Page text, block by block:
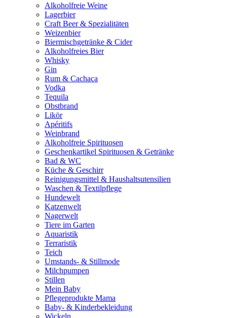
Alkoholfreie Weine
Lagerbier
Craft Beer & Spezialitäten
Weizenbier
Biermischgetränke & Cider
Alkoholfreies Bier
Whisky
Gin
Rum & Cachaça
Vodka
Tequila
Obstbrand
Likör
Apéritifs
Weinbrand
Alkoholfreie Spirituosen
Geschenkartikel Spirituosen & Getränke
Bad & WC
Küche & Geschirr
Reinigungsmittel & Haushaltsutensilien
Waschen & Textilpflege
Hundewelt
Katzenwelt
Nagerwelt
Tiere im Garten
Aquaristik
Terraristik
Teich
Umstands- & Stillmode
Milchpumpen
Stillen
Mein Baby
Pflegeprodukte Mama
Baby- & Kinderbekleidung
Wickeln